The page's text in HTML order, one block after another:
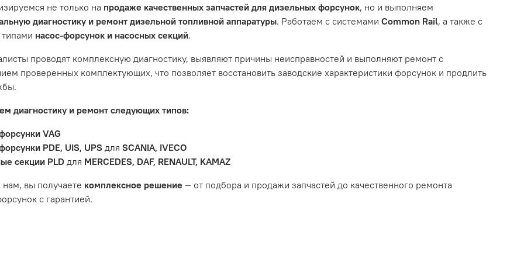
распространяется на следующие случаи:
срок.
расходным материалом, который подвержен естественному износу. Это включает тормозные колодки,
свечи зажигания и т.д.
вызваны ДТП, неправильной установкой или чрезмерным износом.
не только на продаже качественных запчастей для дизельных форсунок, но и выполняем
диагностику и ремонт дизельной топливной аппаратуры. Работаем с системами Common Rail, а также с
насос-форсунок и насосных секций.
проводят комплексную диагностику, выявляют причины неисправностей и выполняют ремонт с
проверенных комплектующих, что позволяет восстановить заводские характеристики форсунок и продлить
диагностику и ремонт следующих типов:
VAG
PDE, UIS, UPS для SCANIA, IVECO
секции PLDдля MERCEDES, DAF, RENAULT, KAMAZ
вы получаете комплексное решение — от подбора и продажи запчастей до качественного ремонта
с гарантией.